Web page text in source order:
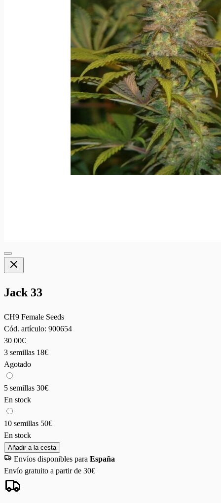
Jack 33
CH9 Female Seeds
Cód. artículo: 900654
30 00€
3 semillas 18€
Agotado
5 semillas 30€
En stock
10 semillas 50€
En stock
Añadir a la cesta
Envíos disponibles para España
Envío gratuito a partir de 30€